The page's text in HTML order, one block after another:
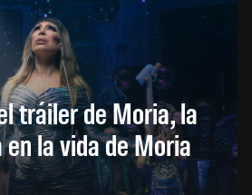
tráiler de Moria, la
la vida de Moria